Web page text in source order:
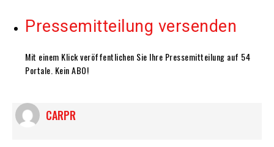
Pressemitteilung versenden
Mit einem Klick veröffentlichen Sie Ihre Pressemitteilung auf 54
Portale. Kein ABO!
CARPR